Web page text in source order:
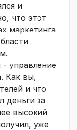
и
что этот
маркетинга
- управление
Как вы,
и что
деньги за
высокий
уже